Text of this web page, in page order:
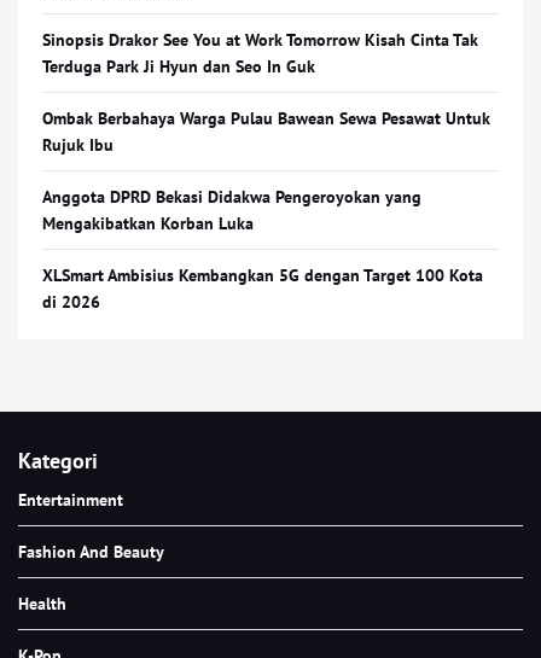
Sinopsis Drakor See You at Work Tomorrow Kisah Cinta Tak
Terduga Park Ji Hyun dan Seo In Guk
Ombak Berbahaya Warga Pulau Bawean Sewa Pesawat Untuk
Rujuk Ibu
Anggota DPRD Bekasi Didakwa Pengeroyokan yang
Mengakibatkan Korban Luka
XLSmart Ambisius Kembangkan 5G dengan Target 100 Kota
di 2026
Kategori
Entertainment
Fashion And Beauty
Health